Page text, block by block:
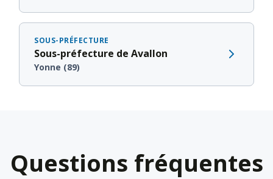
SOUS-PRÉFECTURE
Sous-préfecture de Avallon
Yonne (89)
Questions fréquentes